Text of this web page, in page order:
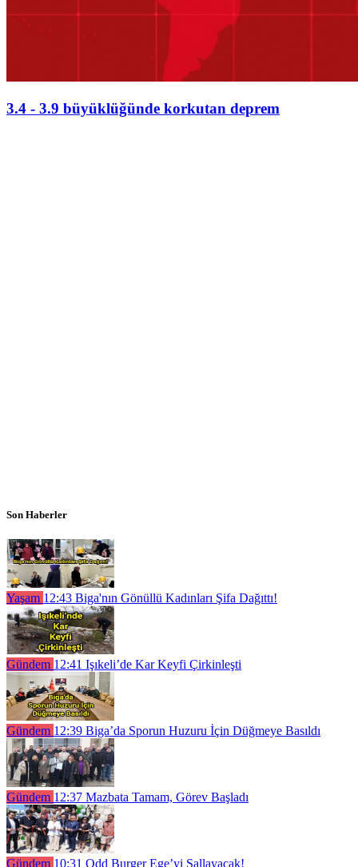
3.4 - 3.9 büyüklüğünde korkutan deprem
Son Haberler
Yaşam 12:43 Biga'nın Gönüllü Kadınları Şifa Dağıttı!
Gündem 12:41 Işıkeli’de Kar Keyfi Çirkinleşti
Gündem 12:39 Biga’da Sporun Huzuru İçin Düğmeye Basıldı
Gündem 12:37 Mazbata Tamam, Görev Başladı
Gündem 10:31 Odd Burger Ege’yi Sallayacak!